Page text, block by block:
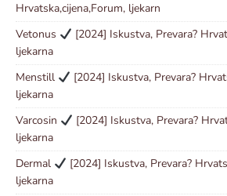
Hrvatska,cijena,Forum, ljekarn
Vetonus
[2024] Iskustva, Prevara?
ljekarna
Menstill
[2024] Iskustva, Prevara?
ljekarna
Varcosin
[2024] Iskustva, Prevara?
ljekarna
Dermal
[2024] Iskustva, Prevara?
ljekarna